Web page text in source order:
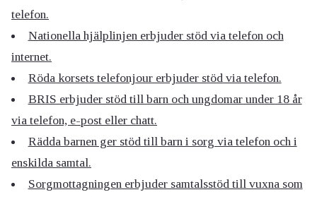
telefon.
Nationella hjälplinjen erbjuder stöd via telefon och
internet.
Röda korsets telefonjour erbjuder stöd via telefon.
BRIS erbjuder stöd till barn och ungdomar under 18 år
via telefon, e-post eller chatt.
Rädda barnen ger stöd till barn i sorg via telefon och i
enskilda samtal.
Sorgmottagningen erbjuder samtalsstöd till vuxna som